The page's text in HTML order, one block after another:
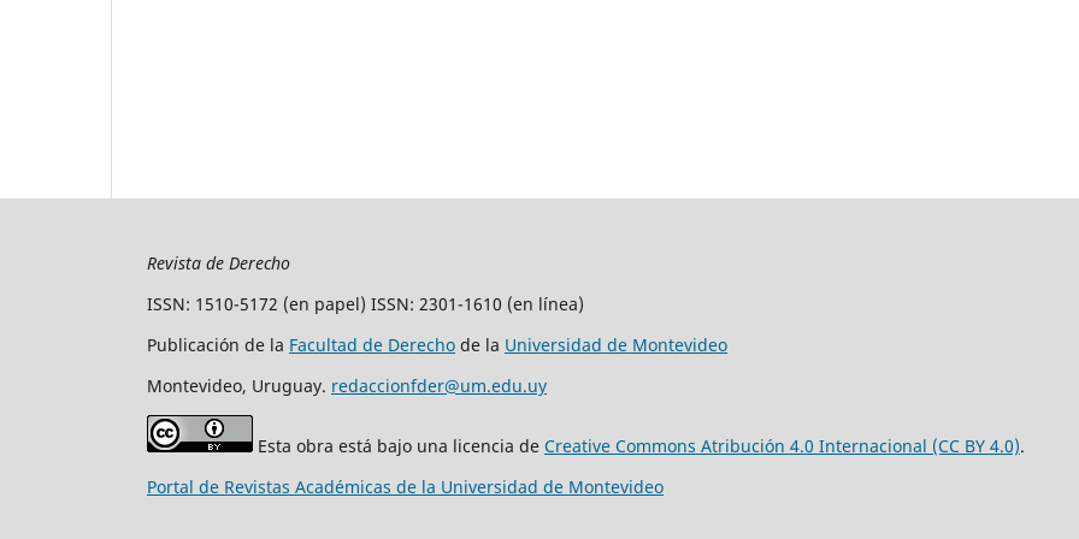
Revista de Derecho
ISSN: 1510-5172 (en papel) ISSN: 2301-1610 (en línea)
Publicación de la Facultad de Derecho de la Universidad de Montevideo
Montevideo, Uruguay. redaccionfder@um.edu.uy
Esta obra está bajo una licencia de Creative Commons Atribución 4.0 Internacional (CC BY 4.0).
Portal de Revistas Académicas de la Universidad de Montevideo